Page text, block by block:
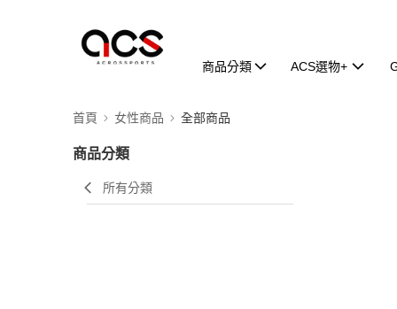
商品分類 ACS選物+
首頁 女性商品 全部商品
商品分類
所有分類